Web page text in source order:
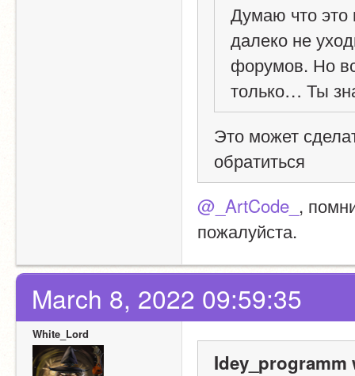
Думаю что
далеко не
форумов. Но
только… Ты
Это может
обратиться
@_ArtCode_ ,
пожалуйста.
March 8, 2022 09:59:35
White_Lord
Idey_programm